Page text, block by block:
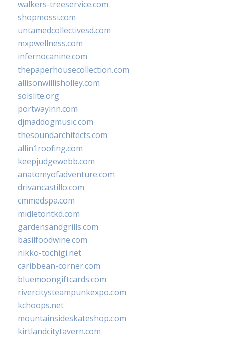
walkers-treeservice.com
shopmossi.com
untamedcollectivesd.com
mxpwellness.com
infernocanine.com
thepaperhousecollection.com
allisonwillisholley.com
solslite.org
portwayinn.com
djmaddogmusic.com
thesoundarchitects.com
allin1roofing.com
keepjudgewebb.com
anatomyofadventure.com
drivancastillo.com
cmmedspa.com
midletontkd.com
gardensandgrills.com
basilfoodwine.com
nikko-tochigi.net
caribbean-corner.com
bluemoongiftcards.com
rivercitysteampunkexpo.com
kchoops.net
mountainsideskateshop.com
kirtlandcitytavern.com